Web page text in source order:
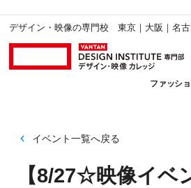
デザイン・映像の専門校 東京｜大阪｜名
ファッショ
イベント一覧へ戻る
【8/27☆映像イベ